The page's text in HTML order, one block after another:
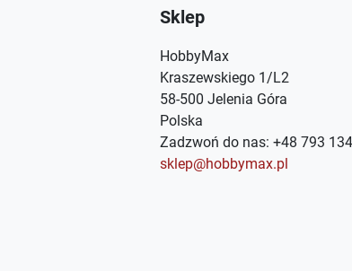
Sklep
HobbyMax
Kraszewskiego 1/L2
58-500 Jelenia Góra
Polska
Zadzwoń do nas: +48 793
sklep@hobbymax.pl